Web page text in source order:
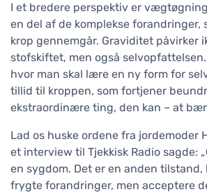
I et bredere perspektiv er
en del af de komplekse forandringer,
krop gennemgår. Graviditet påvirker
stofskiftet, men også
hvor man skal lære en ny form for
tillid til kroppen, som fortjener
ekstraordinære ting, den kan – at
Lad os huske ordene fra jordemoder
et interview til Tjekkisk Radio sagde:
en sygdom. Det er en anden tilstand,
frygte forandringer, men acceptere